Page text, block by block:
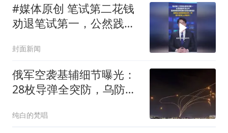
#媒体原创 笔试第二花钱
劝退笔试第一，公然践踏
招聘已启动问责程序，招
聘全流程管理任何一环，
都不容有人伸黑手！
封面新闻
俄军空袭基辅细节曝光：
28枚导弹全突防，乌防空
纯白的梵唱